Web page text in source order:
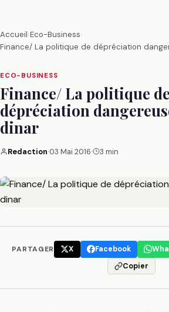
Accueil›Eco-Business›
Finance/ La politique de dépréciation
ECO-BUSINESS
Finance/ La politique de
dépréciation
dinar
Redaction·03 Mai 2016· 3 min
PARTAGER X Facebook
Copier